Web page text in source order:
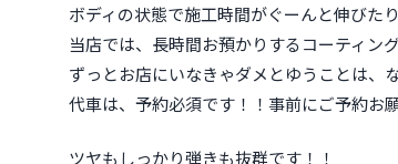
ボディの状態で施工時間がぐーんと伸びた
当店では、長時間お預かりするコーティン
ずっとお店にいなきゃダメとゆうことは、
代車は、予約必須です！！事前にご予約お
ツヤもしっかり弾きも抜群です！！